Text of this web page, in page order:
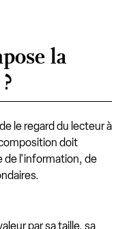
la
le regard du lecteur à
doit
de l'information, de
par sa taille, sa